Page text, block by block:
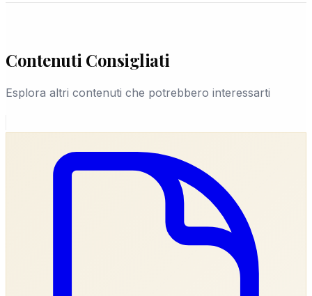
Contenuti Consigliati
Esplora altri contenuti che potrebbero interessarti